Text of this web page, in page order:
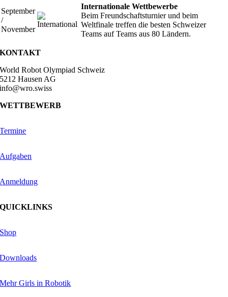
September
/
November
Internationale Wettbewerbe
Beim Freundschaftsturnier und beim
Weltfinale treffen die besten Schweizer
Teams auf Teams aus 80 Ländern.
KONTAKT
World Robot Olympiad Schweiz
5212 Hausen AG
info@wro.swiss
WETTBEWERB
Termine
Aufgaben
Anmeldung
QUICKLINKS
Shop
Downloads
Mehr Girls in Robotik